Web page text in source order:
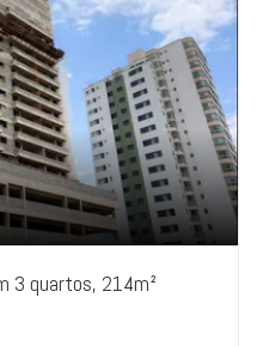
3 quartos, 214m²